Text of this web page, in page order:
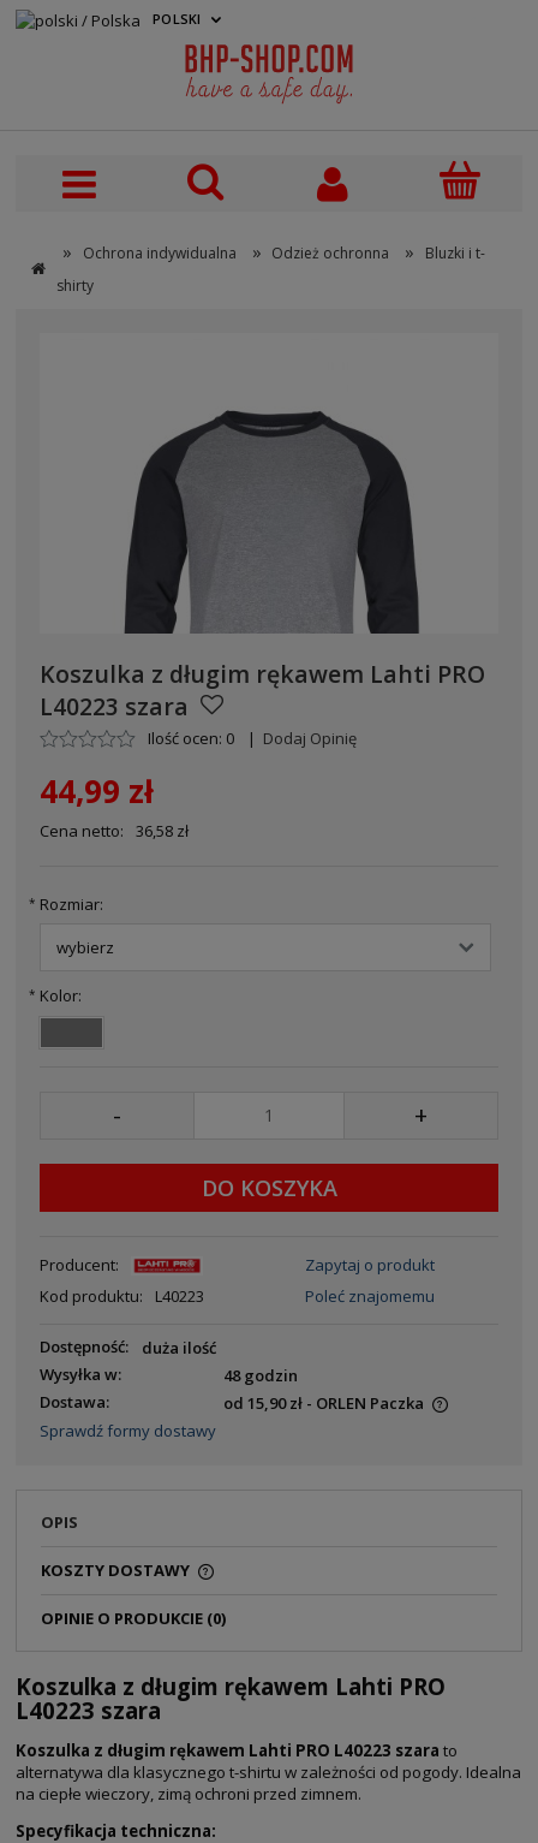
» Ochrona indywidualna » Odzież ochronna »
Bluzki i t-
shirty
POLSKI
Koszulka z długim rękawem Lahti PRO
L40223 szara
Ilość ocen: 0 | Dodaj Opinię
44,99 zł
Cena netto: 36,58 zł
* Rozmiar:
* Kolor:
- +
DO KOSZYKA
Producent:
Kod produktu:
L40223
Zapytaj o produkt
Poleć znajomemu
Dostępność:
duża ilość
Wysyłka w:
48 godzin
Dostawa:
od 15,90 zł - ORLEN Paczka
Sprawdź formy dostawy
OPIS
KOSZTY DOSTAWY
OPINIE O PRODUKCIE (0)
Koszulka z długim rękawem Lahti PRO
L40223 szara
Koszulka z długim rękawem Lahti PRO L40223 szara to
alternatywa dla klasycznego t-shirtu w zależności od pogody. Idealna
na ciepłe wieczory, zimą ochroni przed zimnem.
Specyfikacja techniczna: